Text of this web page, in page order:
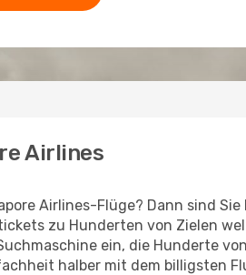
Airlines
Airlines-Flüge? Dann sind
zu Hunderten von Zielen
ein, die Hunderte
halber mit dem billigsten